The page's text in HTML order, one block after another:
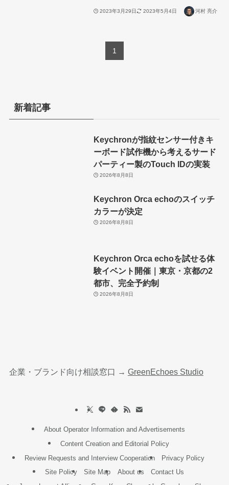
2023年3月29日 2023年5月4日 河村 亮介
1
新着記事
Keychronが指紋センサー付きキ
ーボード試作機から考えるサード
パーティー製のTouch IDの実装
2026年8月8日
Keychron Orca echoのスイッチ
カラーが決定
2026年8月8日
Keychron Orca echoを試せる体
験イベント開催｜東京・京都の2
都市、完全予約制
2026年8月8日
企業・ブランド向け相談窓口 → GreenEchoes Studio
About Operator Information and Advertisements
Content Creation and Editorial Policy
Review Requests and Interview Cooperation
Privacy Policy
Site Policy
Site Map About us
Contact Us